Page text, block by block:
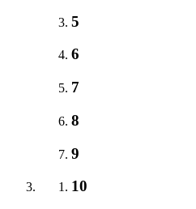
5
6
7
8
9
10